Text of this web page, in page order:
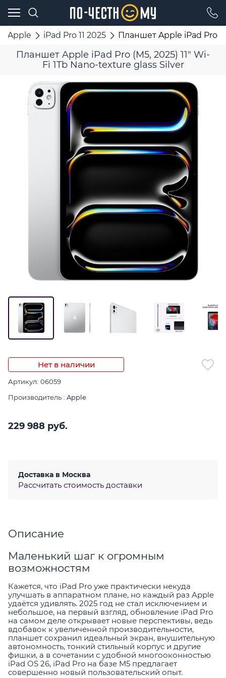
Apple iPad Pro 11 2025 Планшет Apple iPad Pro
Планшет Apple iPad Pro (M5, 2025) 11" Wi-
Fi 1Tb Nano-texture glass Silver
Нет в наличии
Артикул: 06059
Производитель : Apple
229 988 руб.
Доставка в Москва
Рассчитать стоимость доставки
Описание
Маленький шаг к огромным
возможностям
Кажется, что iPad Pro уже практически некуда
улучшать в аппаратном плане, но каждый раз Apple
удаётся удивлять. 2025 год не стал исключением и
небольшое, на первый взгляд, обновление iPad Pro
на самом деле открывает новые перспективы, ведь
вдобавок к увеличенной производительности,
планшет сохранил идеальный экран, внушительную
автономность, тонкий стильный корпус и другие
фишки, а в сочетании с удобной многооконностью
iPad OS 26, iPad Pro на базе M5 предлагает
совершенно новый пользовательский опыт.